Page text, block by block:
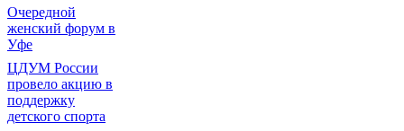
Очередной
женский форум в
Уфе
ЦДУМ России
провело акцию в
поддержку
детского спорта